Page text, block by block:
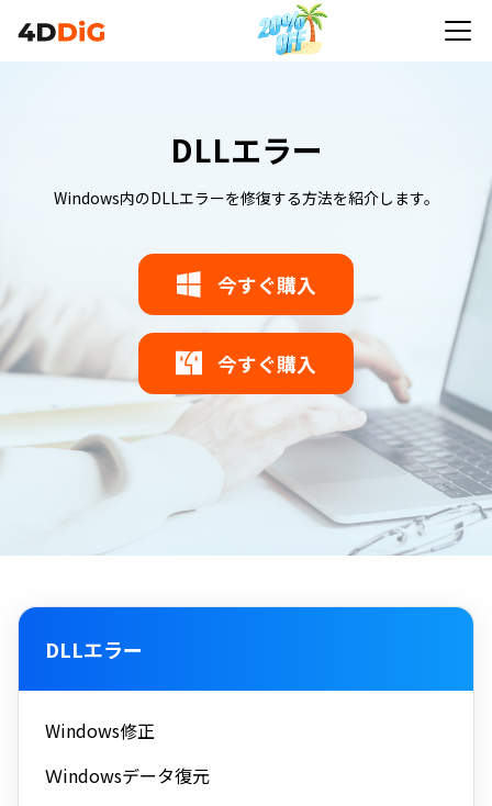
DLLエラー
Windows内のDLLエラーを修復する方法を紹介します。
今すぐ購入
今すぐ購入
DLLエラー
Windows修正
Ｗindowsデータ復元